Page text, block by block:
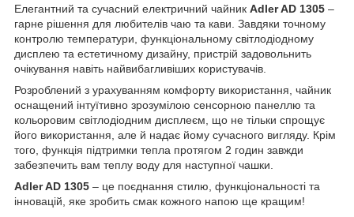
Елегантний та сучасний електричний чайник Adler AD 1305 –
гарне рішення для любителів чаю та кави. Завдяки точному
контролю температури, функціональному світлодіодному
дисплею та естетичному дизайну, пристрій задовольнить
очікування навіть найвибагливіших користувачів.
Розроблений з урахуванням комфорту використання, чайник
оснащений інтуїтивно зрозумілою сенсорною панеллю та
кольоровим світлодіодним дисплеєм, що не тільки спрощує
його використання, але й надає йому сучасного вигляду. Крім
того, функція підтримки тепла протягом 2 годин завжди
забезпечить вам теплу воду для наступної чашки.
Adler AD 1305 – це поєднання стилю, функціональності та
інновацій, яке зробить смак кожного напою ще кращим!